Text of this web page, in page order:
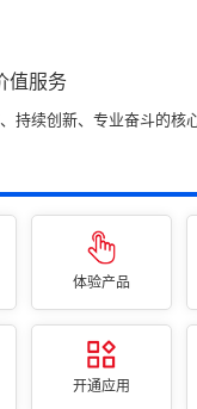
值服务
持续创新、专业奋斗的核
体验产品
开通应用